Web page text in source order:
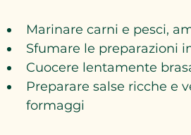
Marinare carni e pesci,
Sfumare le preparazioni
Cuocere lentamente
Preparare salse ricche e
formaggi